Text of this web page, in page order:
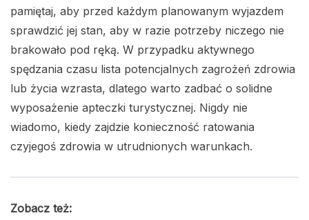
pamiętaj, aby przed każdym planowanym wyjazdem
sprawdzić jej stan, aby w razie potrzeby niczego nie
brakowało pod ręką. W przypadku aktywnego
spędzania czasu lista potencjalnych zagrożeń zdrowia
lub życia wzrasta, dlatego warto zadbać o solidne
wyposażenie apteczki turystycznej. Nigdy nie
wiadomo, kiedy zajdzie konieczność ratowania
czyjegoś zdrowia w utrudnionych warunkach.
Zobacz też: